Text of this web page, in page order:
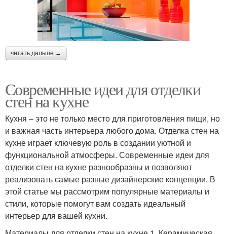
читать дальше →
Современные идеи для отделки
стен на кухне
Кухня – это не только место для приготовления пищи, но
и важная часть интерьера любого дома. Отделка стен на
кухне играет ключевую роль в создании уютной и
функциональной атмосферы. Современные идеи для
отделки стен на кухне разнообразны и позволяют
реализовать самые разные дизайнерские концепции. В
этой статье мы рассмотрим популярные материалы и
стили, которые помогут вам создать идеальный
интерьер для вашей кухни.